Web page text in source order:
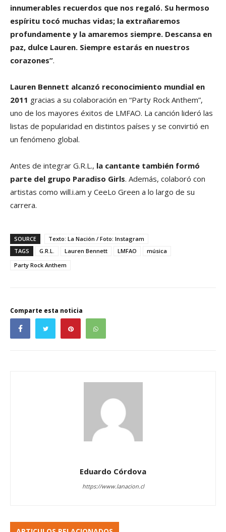
innumerables recuerdos que nos regaló. Su hermoso
espíritu tocó muchas vidas; la extrañaremos
profundamente y la amaremos siempre. Descansa en
paz, dulce Lauren. Siempre estarás en nuestros
corazones”.
Lauren Bennett alcanzó reconocimiento mundial en
2011 gracias a su colaboración en “Party Rock Anthem”,
uno de los mayores éxitos de LMFAO. La canción lideró las
listas de popularidad en distintos países y se convirtió en
un fenómeno global.
Antes de integrar G.R.L., la cantante también formó
parte del grupo Paradiso Girls. Además, colaboró con
artistas como will.i.am y CeeLo Green a lo largo de su
carrera.
SOURCE
Texto: La Nación / Foto: Instagram
TAGS
G.R.L. Lauren Bennett LMFAO
música
Party Rock Anthem
Comparte esta noticia
Eduardo Córdova
https://www.lanacion.cl